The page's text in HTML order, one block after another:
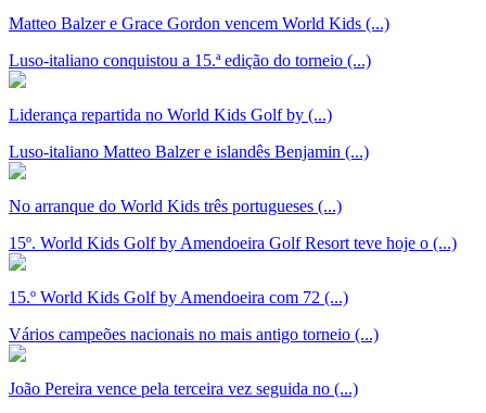
Matteo Balzer e Grace Gordon vencem World Kids (...)
Luso-italiano conquistou a 15.ª edição do torneio (...)
Liderança repartida no World Kids Golf by (...)
Luso-italiano Matteo Balzer e islandês Benjamin (...)
No arranque do World Kids três portugueses (...)
15º. World Kids Golf by Amendoeira Golf Resort teve hoje o (...)
15.º World Kids Golf by Amendoeira com 72 (...)
Vários campeões nacionais no mais antigo torneio (...)
João Pereira vence pela terceira vez seguida no (...)